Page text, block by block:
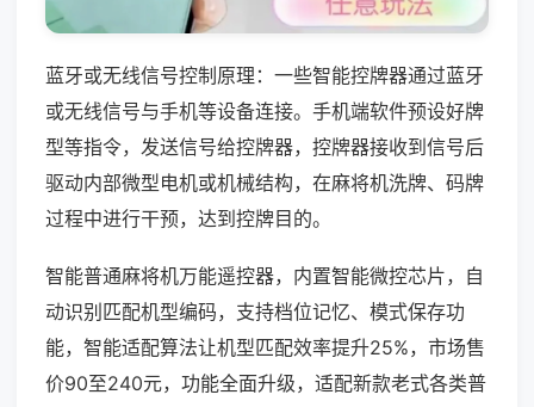
蓝牙或无线信号控制原理：一些智能控牌器通过蓝牙
或无线信号与手机等设备连接。手机端软件预设好牌
型等指令，发送信号给控牌器，控牌器接收到信号后
驱动内部微型电机或机械结构，在麻将机洗牌、码牌
过程中进行干预，达到控牌目的。
智能普通麻将机万能遥控器，内置智能微控芯片，自
动识别匹配机型编码，支持档位记忆、模式保存功
能，智能适配算法让机型匹配效率提升25%，市场售
价90至240元，功能全面升级，适配新款老式各类普